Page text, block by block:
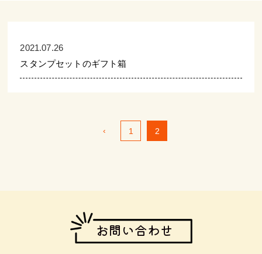
2021.07.26
スタンプセットのギフト箱
‹ 1 2
お問い合わせ